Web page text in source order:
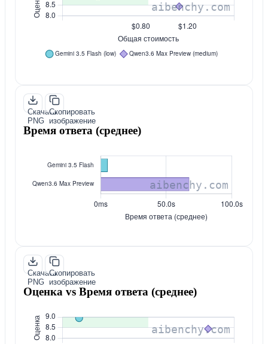
Скачать
PNG
Скопировать
изображение
Время ответа (среднее)
Скачать
PNG
Скопировать
изображение
Оценка vs Время ответа (среднее)